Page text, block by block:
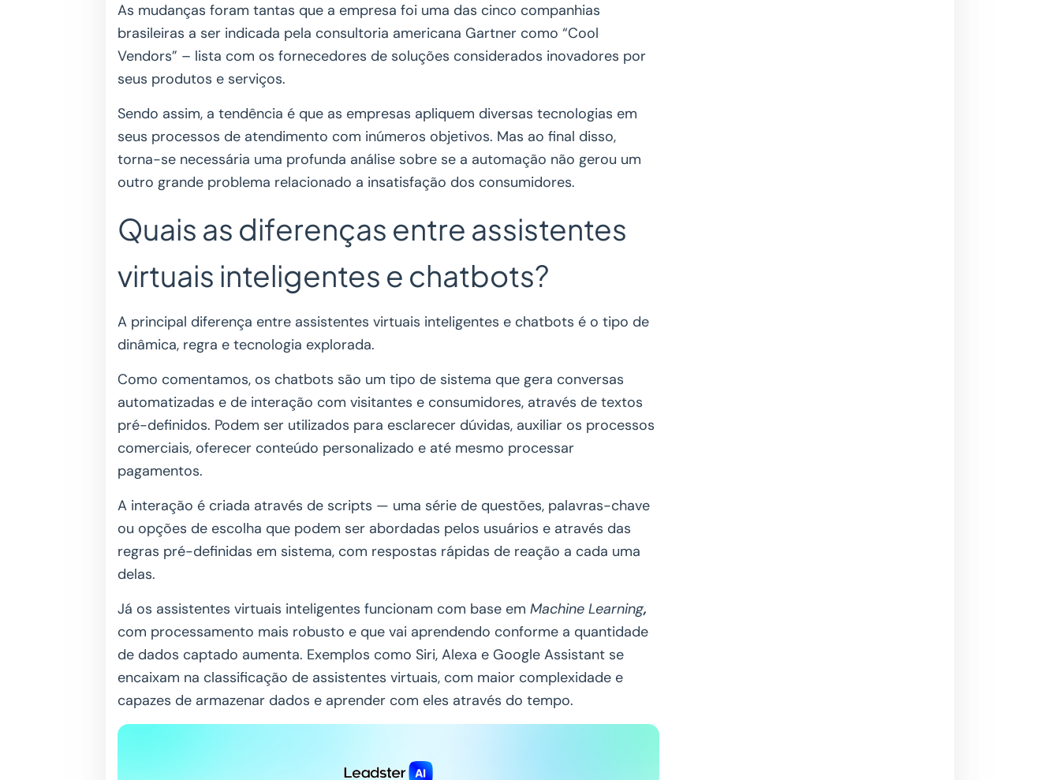
As mudanças foram tantas que a empresa foi uma das cinco companhias
brasileiras a ser indicada pela consultoria americana Gartner como “Cool
Vendors” – lista com os fornecedores de soluções considerados inovadores por
seus produtos e serviços.
Sendo assim, a tendência é que as empresas apliquem diversas tecnologias em
seus processos de atendimento com inúmeros objetivos. Mas ao final disso,
torna-se necessária uma profunda análise sobre se a automação não gerou um
outro grande problema relacionado a insatisfação dos consumidores.
Quais as diferenças entre assistentes
virtuais inteligentes e chatbots?
A principal diferença entre assistentes virtuais inteligentes e chatbots é o tipo de
dinâmica, regra e tecnologia explorada.
Como comentamos, os chatbots são um tipo de sistema que gera conversas
automatizadas e de interação com visitantes e consumidores, através de textos
pré-definidos. Podem ser utilizados para esclarecer dúvidas, auxiliar os processos
comerciais, oferecer conteúdo personalizado e até mesmo processar
pagamentos.
A interação é criada através de scripts — uma série de questões, palavras-chave
ou opções de escolha que podem ser abordadas pelos usuários e através das
regras pré-definidas em sistema, com respostas rápidas de reação a cada uma
delas.
Já os assistentes virtuais inteligentes funcionam com base emMachine Learning,
com processamento mais robusto e que vai aprendendo conforme a quantidade
de dados captado aumenta. Exemplos como Siri, Alexa e Google Assistant se
encaixam na classificação de assistentes virtuais, com maior complexidade e
capazes de armazenar dados e aprender com eles através do tempo.